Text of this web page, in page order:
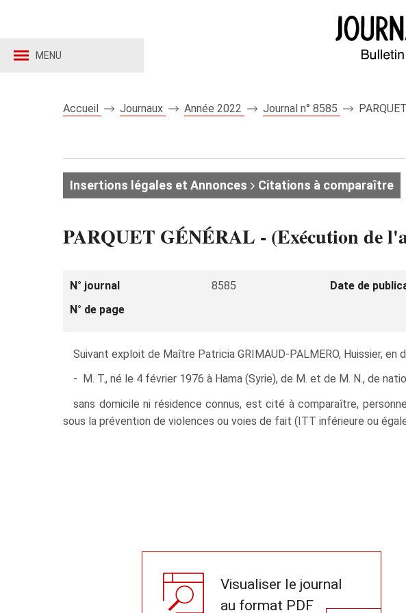
MENU
Accueil Journaux Année 2022 Journal n° 8585
Insertions légales et Annonces Citations à comparaître
PARQUET GÉNÉRAL - (Exécution de
N° journal 8585 Date de
N° de page
Suivant exploit de Maître Patricia GRIMAUD-PALMERO, Huissier,
- M. T., né le 4 février 1976 à Hama (Syrie), de M. et de M. N., de
sans domicile ni résidence connus, est cité à comparaître,
sous la prévention de violences ou voies de fait (ITT inférieure ou
Visualiser le journal
au format PDF